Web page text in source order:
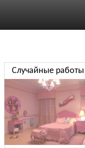
Случайные работы